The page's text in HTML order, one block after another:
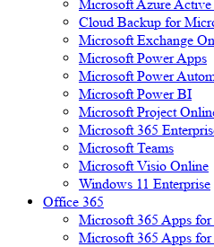
Microsoft Azure
Cloud Backup for
Microsoft Exchange
Microsoft Power Apps
Microsoft Power
Microsoft Power BI
Microsoft Project
Microsoft 365
Microsoft Teams
Microsoft Visio Online
Windows 11 Enterprise
Office 365
Microsoft 365 Apps for
Microsoft 365 Apps for